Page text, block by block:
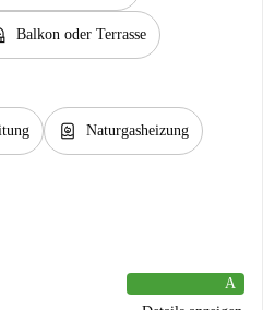
Balkon oder Terrasse
water_heater Naturgasheizung
A